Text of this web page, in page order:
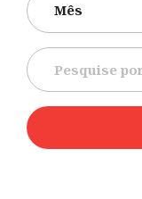
Mês